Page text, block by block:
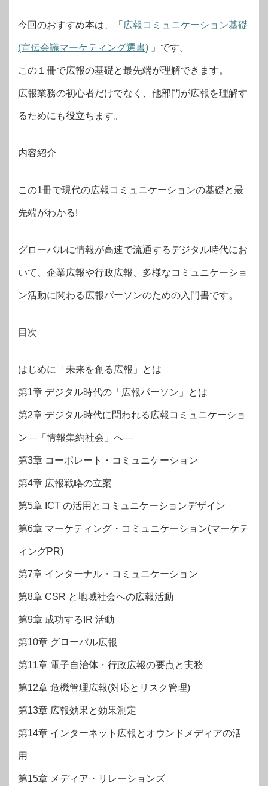
今回のおすすめ本は、「 広報コミュニケーション基礎
(宣伝会議マーケティング選書) 」です。
この１冊で広報の基礎と最先端が理解できます。
広報業務の初心者だけでなく、他部門が広報を理解す
るためにも役立ちます。
内容紹介
この1冊で現代の広報コミュニケーションの基礎と最
先端がわかる!
グローバルに情報が高速で流通するデジタル時代にお
いて、企業広報や行政広報、多様なコミュニケーショ
ン活動に関わる広報パーソンのための入門書です。
目次
はじめに「未来を創る広報」とは
第1章 デジタル時代の「広報パーソン」とは
第2章 デジタル時代に問われる広報コミュニケーショ
ン―「情報集約社会」へ―
第3章 コーポレート・コミュニケーション
第4章 広報戦略の立案
第5章 ICT の活用とコミュニケーションデザイン
第6章 マーケティング・コミュニケーション(マーケテ
ィングPR)
第7章 インターナル・コミュニケーション
第8章 CSR と地域社会への広報活動
第9章 成功するIR 活動
第10章 グローバル広報
第11章 電子自治体・行政広報の要点と実務
第12章 危機管理広報(対応とリスク管理)
第13章 広報効果と効果測定
第14章 インターネット広報とオウンドメディアの活
用
第15章 メディア・リレーションズ